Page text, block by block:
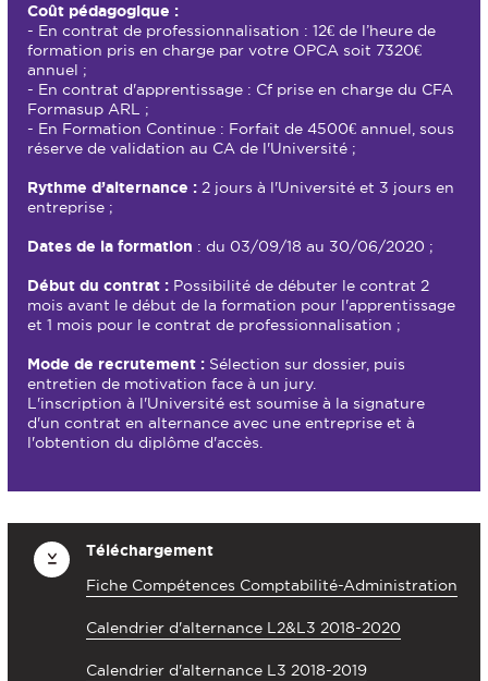
Coût pédagogique :
- En contrat de professionnalisation : 12€ de l’heure de
formation pris en charge par votre OPCA soit 7320€
annuel ;
- En contrat d'apprentissage : Cf prise en charge du CFA
Formasup ARL ;
- En Formation Continue : Forfait de 4500€ annuel, sous
réserve de validation au CA de l'Université ;
Rythme d’alternance : 2 jours à l'Université et 3 jours en
entreprise ;
Dates de la formation : du 03/09/18 au 30/06/2020 ;
Début du contrat : Possibilité de débuter le contrat 2
mois avant le début de la formation pour l'apprentissage
et 1 mois pour le contrat de professionnalisation ;
Mode de recrutement : Sélection sur dossier, puis
entretien de motivation face à un jury.
L'inscription à l'Université est soumise à la signature
d'un contrat en alternance avec une entreprise et à
l'obtention du diplôme d'accès.
Téléchargement
Fiche Compétences Comptabilité-Administration
Calendrier d'alternance L2&L3 2018-2020
Calendrier d'alternance L3 2018-2019